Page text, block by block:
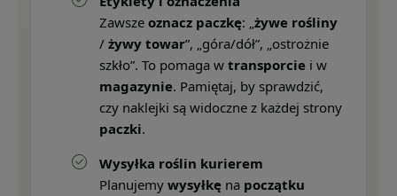
Zawsze oznacz paczkę: „żywe rośliny
/ żywy towar”, „góra/dół”, „ostrożnie
szkło”. To pomaga w transporcie i w
magazynie. Pamiętaj, by sprawdzić,
czy naklejki są widoczne z każdej strony
paczki.
Wysyłka roślin kurierem
Planujemy wysyłkę na początku